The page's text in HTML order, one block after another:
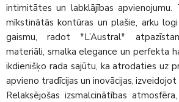
intimitātes un labklājības
mīkstinātās kontūras un plašie, arku
gaismu, radot *L’Austral*
materiāli, smalka elegance un perfekta
ikdienišķo rada sajūtu, ka atrodaties uz
apvieno tradīcijas un inovācijas, izveidojot
Relaksējošas izsmalcinātības